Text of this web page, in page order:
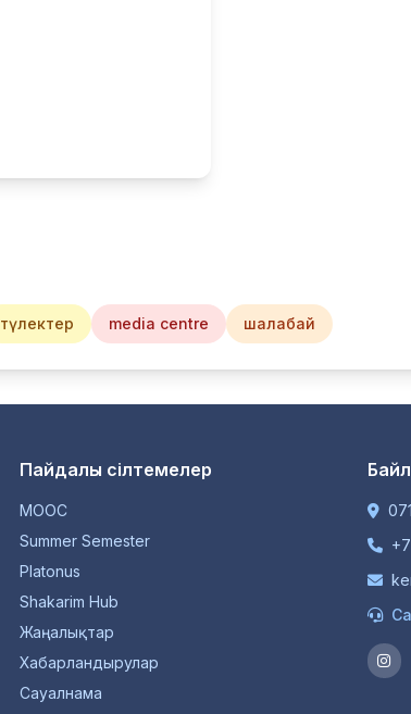
түлектер media centre шалабай
Пайдалы сілтемелер
MOOC
Summer Semester
Platonus
Shakarim Hub
Жаңалықтар
Хабарландырулар
Сауалнама